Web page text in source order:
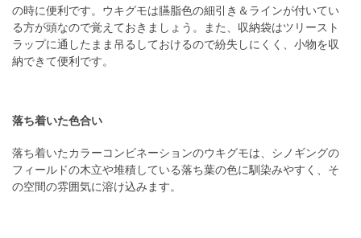
の時に便利です。ウキグモは臙脂色の細引き＆ラインが付いてい
る方が頭なので覚えておきましょう。また、収納袋はツリースト
ラップに通したまま吊るしておけるので紛失しにくく、小物を収
納できて便利です。
落ち着いた色合い
落ち着いたカラーコンビネーションのウキグモは、シノギングの
フィールドの木立や堆積している落ち葉の色に馴染みやすく、そ
の空間の雰囲気に溶け込みます。